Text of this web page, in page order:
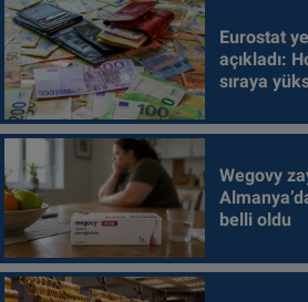
Eurostat
açıkladı:
sıraya
Wegovy
belli oldu